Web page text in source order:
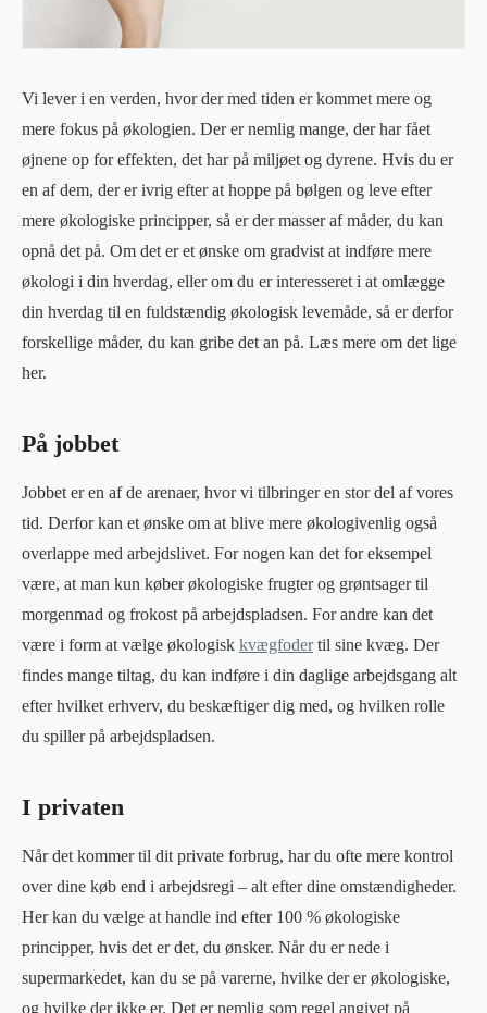
Vi lever i en verden, hvor der med tiden er kommet mere og
mere fokus på økologien. Der er nemlig mange, der har fået
øjnene op for effekten, det har på miljøet og dyrene. Hvis du er
en af dem, der er ivrig efter at hoppe på bølgen og leve efter
mere økologiske principper, så er der masser af måder, du kan
opnå det på. Om det er et ønske om gradvist at indføre mere
økologi i din hverdag, eller om du er interesseret i at omlægge
din hverdag til en fuldstændig økologisk levemåde, så er derfor
forskellige måder, du kan gribe det an på. Læs mere om det lige
her.
På jobbet
Jobbet er en af de arenaer, hvor vi tilbringer en stor del af vores
tid. Derfor kan et ønske om at blive mere økologivenlig også
overlappe med arbejdslivet. For nogen kan det for eksempel
være, at man kun køber økologiske frugter og grøntsager til
morgenmad og frokost på arbejdspladsen. For andre kan det
være i form at vælge økologisk kvægfodertil sine kvæg. Der
findes mange tiltag, du kan indføre i din daglige arbejdsgang alt
efter hvilket erhverv, du beskæftiger dig med, og hvilken rolle
du spiller på arbejdspladsen.
I privaten
Når det kommer til dit private forbrug, har du ofte mere kontrol
over dine køb end i arbejdsregi – alt efter dine omstændigheder.
Her kan du vælge at handle ind efter 100 % økologiske
principper, hvis det er det, du ønsker. Når du er nede i
supermarkedet, kan du se på varerne, hvilke der er økologiske,
og hvilke der ikke er. Det er nemlig som regel angivet på